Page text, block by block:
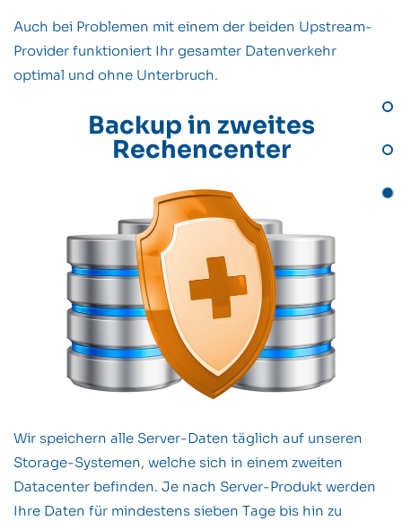
Auch bei Problemen mit einem der beiden Upstream-
Provider funktioniert Ihr gesamter Datenverkehr
optimal und ohne Unterbruch.
Backup in zweites
Rechencenter
Wir speichern alle Server-Daten täglich auf unseren
Storage-Systemen, welche sich in einem zweiten
Datacenter befinden. Je nach Server-Produkt werden
Ihre Daten für mindestens sieben Tage bis hin zu